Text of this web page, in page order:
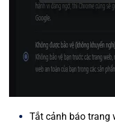
Tắt cảnh báo trang